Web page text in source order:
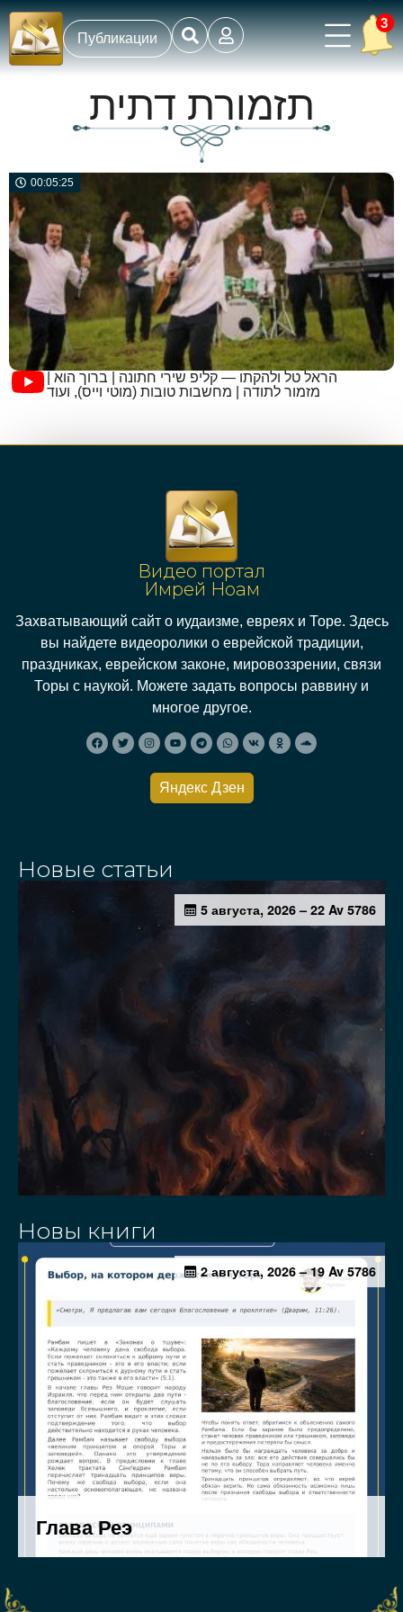
Публикации
3
תזמורת דתית
00:05:25
הראל טל ולהקתו — קליפ שירי חתונה | ברוך הוא |
מזמור לתודה | מחשבות טובות (מוטי וייס), ועוד
Видео портал
Имрей Ноам
Захватывающий сайт о иудаизме, евреях и Торе. Здесь
вы найдете видеоролики о еврейской традиции,
праздниках, еврейском законе, мировоззрении, связи
Торы с наукой. Можете задать вопросы раввину и
многое другое.
Яндекс Дзен
Новые статьи
Новы книги